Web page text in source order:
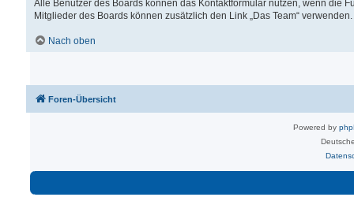
Alle Benutzer des Boards können das Kontaktformular nutzen, wenn die
Mitglieder des Boards können zusätzlich den Link „Das Team“ verwenden.
Nach oben
Foren-Übersicht
Powered by